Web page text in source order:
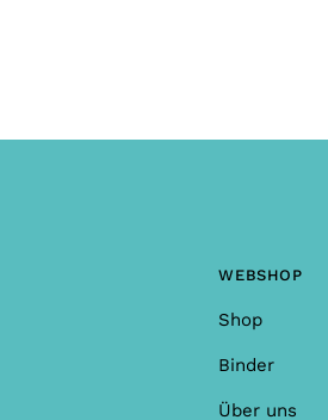
Anmerkungen?
WEBSHOP
Shop
Binder
Über uns